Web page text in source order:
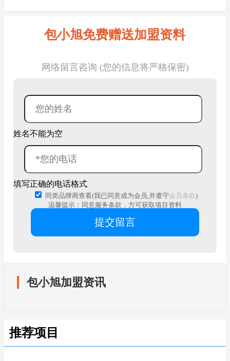
包小旭免费赠送加盟资料
网络留言咨询 (您的信息将严格保密)
姓名不能为空
填写正确的电话格式
同类品牌商查看(我已同意成为会员,并遵守会员条款)
温馨提示：同意服务条款，方可获取项目资料
包小旭加盟资讯
推荐项目